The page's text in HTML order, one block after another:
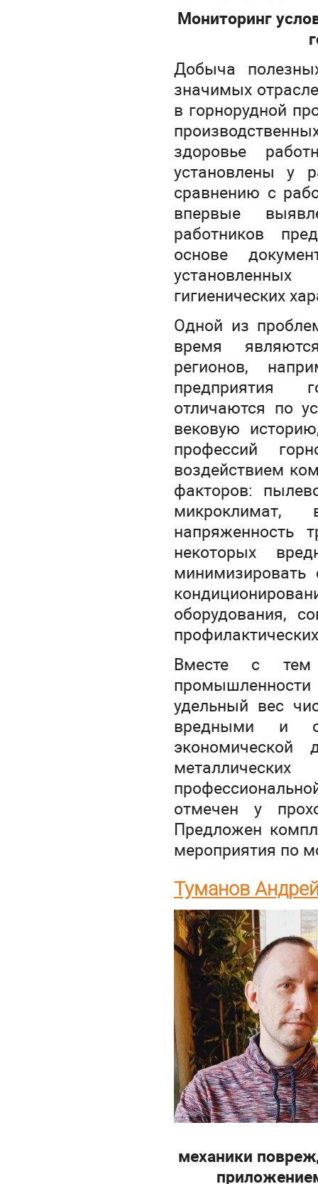
Мониторинг
Добыча
значимых
в горнорудной
здоровье
установлены у
сравнению с
впервые
работников
основе
гигиенических
Одной из
время
регионов,
предприятия
отличаются по
вековую
профессий
воздействием
факторов:
напряженность
некоторых
оборудования,
Вместе с тем
удельный вес
вредными и
отмечен у
Предложен
мероприятия по
Туманов
механики